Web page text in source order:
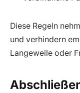
Diese Regeln
und verhindern
Langeweile oder